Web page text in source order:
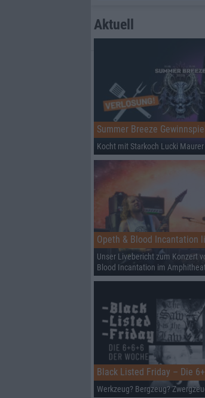
Aktuell
Summer Breeze
Kocht mit Starkoch Lucki Maurer
Unser Livebericht zum Konzert
Blood Incantation im
Werkzeug? Bergzeug?